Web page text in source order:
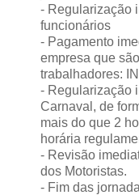
- Regularização
funcionários
- Pagamento
empresa que
trabalhadores:
- Regularização
Carnaval, de
mais do que 2
horária
- Revisão
dos Motoristas.
- Fim das